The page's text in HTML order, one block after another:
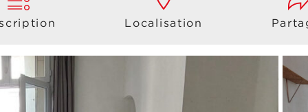
Localisation